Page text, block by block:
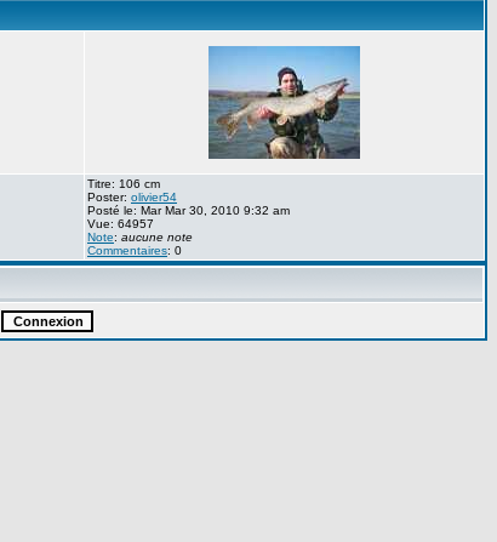
Titre: 106 cm
Poster: olivier54
Posté le: Mar Mar 30, 2010 9:32 am
Vue: 64957
Note: aucune note
Commentaires: 0